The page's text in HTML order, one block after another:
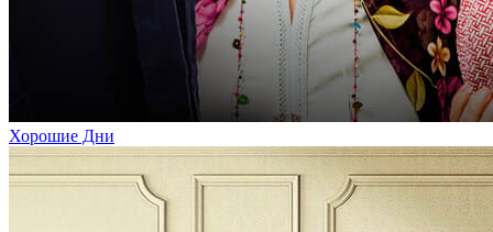
Хорошие Дни